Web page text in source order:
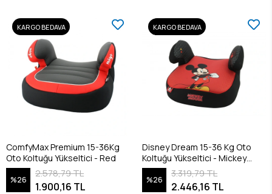
KARGO BEDAVA
ComfyMax Premium 15-36Kg
Oto Koltuğu Yükseltici - Red
%26
2.578,79 TL
1.900,16 TL
KARGO BEDAVA
Disney Dream 15-36 Kg Oto
Koltuğu Yükseltici - Mickey
Mouse
%26
3.319,79 TL
2.446,16 TL